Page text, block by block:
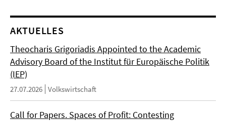
AKTUELLES
Theocharis Grigoriadis Appointed to the Academic
Advisory Board of the Institut für Europäische Politik
(IEP)
27.07.2026 Volkswirtschaft
Call for Papers. Spaces of Profit: Contesting